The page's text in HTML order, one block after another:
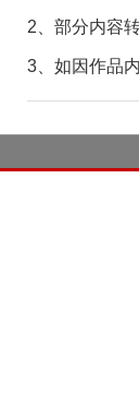
2、部分内容
3、如因作品